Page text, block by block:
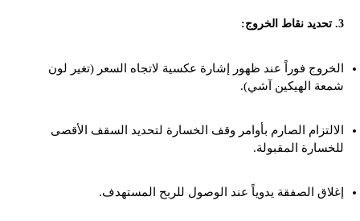
3. تحديد نقاط الخروج:
الخروج فوراً عند ظهور إشارة عكسية لاتجاه السعر (تغير لون
شمعة الهيكين آشي).
الالتزام الصارم بأوامر وقف الخسارة لتحديد السقف الأقصى
للخسارة المقبولة.
إغلاق الصفقة يدوياً عند الوصول للربح المستهدف.